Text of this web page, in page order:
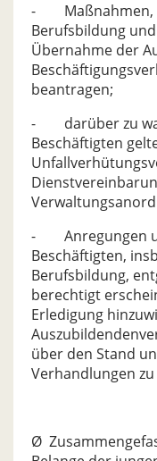
- Maßnahmen,
Berufsbildung
Übernahme der
beantragen;
- darüber zu
Beschäftigten
- Anregungen
Beschäftigten,
Berufsbildung,
berechtigt
Erledigung
über den Stand
Verhandlungen
Ø